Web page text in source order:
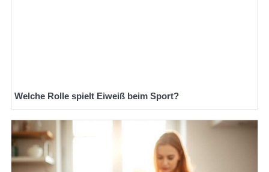
Welche Rolle spielt Eiweiß beim Sport?